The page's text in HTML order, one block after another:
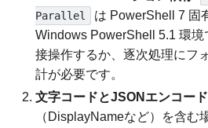
Parallel
は PowerShell 7 固
Windows PowerShell 5.1 環境
接操作するか、逐次処理にフ
計が必要です。
文字コードとJSONエンコード
（DisplayNameなど）を含む